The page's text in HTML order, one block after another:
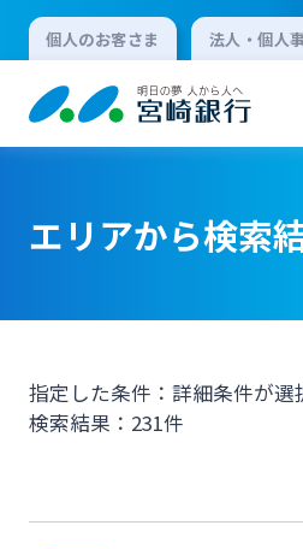
個人のお客さま 法人・個人
個人向けインターネ
ログオ
法人向けインター
エリアから検索
指定した条件：詳細条件が選
検索結果：231件